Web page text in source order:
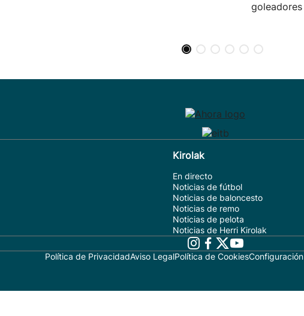
Kirolak
En directo
Noticias de fútbol
Noticias de baloncesto
Noticias de remo
Noticias de pelota
Noticias de Herri Kirolak
Política de PrivacidadAviso LegalPolítica de Cookies